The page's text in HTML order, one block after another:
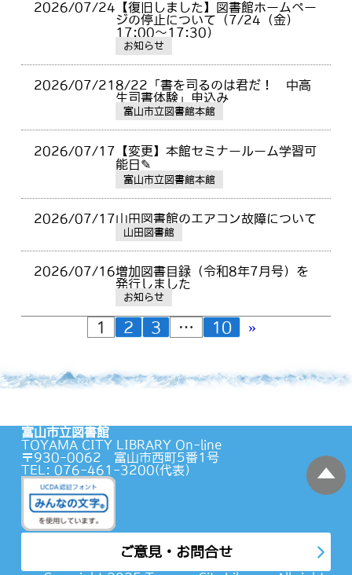
2026/07/24 【復旧しました】図書館ホームペー
ジの停止について（7/24（金）
17:00～17:30）
お知らせ
2026/07/21 8/22「書を司るのは君だ！ 中高
生司書体験」申込み
富山市立図書館本館
2026/07/17 【変更】本館セミナールーム学習可
能日✎
富山市立図書館本館
2026/07/17山田図書館のエアコン故障について
山田図書館
2026/07/16増加図書目録（令和8年7月号）を
発行しました
お知らせ
1 2 3 … 10 »
蔵書検索
富山市立図書館
TOYAMA CITY LIBRARY On-line
〒930-0062 富山市西町5番1号
TEL: 076-461-3200(代表）
ご意見・お問合せ